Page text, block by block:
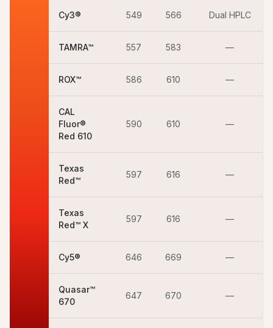
Cy3® 549 566 Dual HPLC
TAMRA™ 557 583 —
ROX™ 586 610 —
CAL
Fluor®
Red 610
590 610 —
Texas
Red™
597 616 —
Texas
Red™ X
597 616 —
Cy5® 646 669 —
Quasar™
670
647 670 —